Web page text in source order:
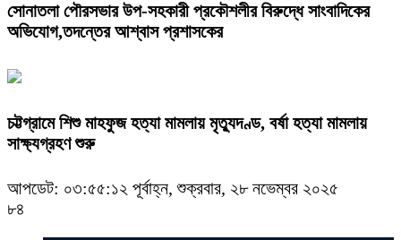
সোনাতলা পৌরসভার উপ-সহকারী প্রকৌশলীর বিরুদ্ধে সাংবাদিকের
অভিযোগ,তদন্তের আশ্বাস প্রশাসকের
চট্টগ্রামে শিশু মাহফুজ হত্যা মামলায় মৃত্যুদণ্ড, বর্ষা হত্যা মামলায়
সাক্ষ্যগ্রহণ শুরু
আপডেট: ০৩:৫৫:১২ পূর্বাহ্ন, শুক্রবার, ২৮ নভেম্বর ২০২৫
৮৪